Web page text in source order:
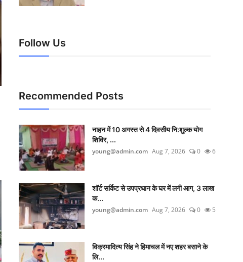
Follow Us
Recommended Posts
नाहन में 10 अगस्त से 4 दिवसीय नि:शुल्क योग
शिविर, ...
young@admin.com Aug 7, 2026 0 6
शॉर्ट सर्किट से उपप्रधान के घर में लगी आग, 3 लाख
क...
young@admin.com Aug 7, 2026 0 5
विक्रमादित्य सिंह ने हिमाचल में नए शहर बसाने के
लि...